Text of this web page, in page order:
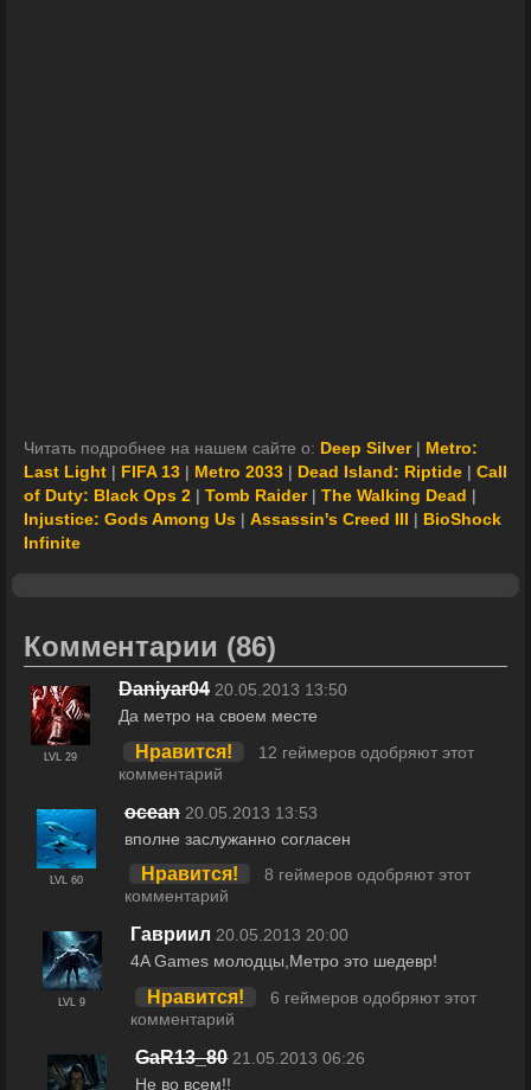
Читать подробнее на нашем сайте о: Deep Silver|
Metro:
Last Light
FIFA 13 Metro 2033 Dead Island: Riptide
Call
of Duty: Black Ops 2
Tomb Raider| The Walking Dead
Injustice: Gods Among Us
Assassin's Creed III
BioShock
Infinite
Комментарии (86)
LVL 29
Daniyar04 20.05.2013 13:50
Да метро на своем месте
Нравится!
12 геймеров одобряют этот
комментарий
LVL 60
ocean 20.05.2013 13:53
вполне заслужанно согласен
Нравится!
8 геймеров одобряют этот
комментарий
LVL 9
Гавриил 20.05.2013 20:00
4A Games молодцы,Метро это шедевр!
Нравится!
6 геймеров одобряют этот
комментарий
GaR13_80 21.05.2013 06:26
Не во всем!!